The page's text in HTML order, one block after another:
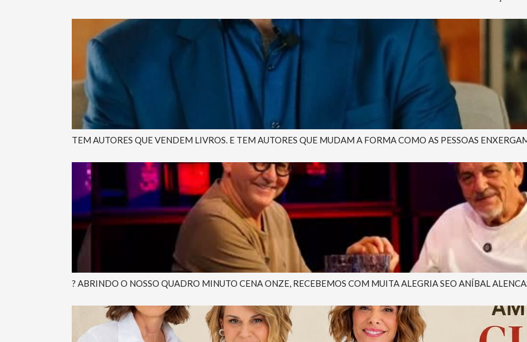
TEM AUTORES QUE VENDEM LIVROS. E TEM AUTORES QUE MUDAM A FORMA COMO AS PESSOAS
? ABRINDO O NOSSO QUADRO MINUTO CENA ONZE, RECEBEMOS COM MUITA ALEGRIA SEO ANÍBAL